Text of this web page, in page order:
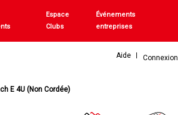
Espace
Clubs
Événements
entreprises
Aide Connexion
E 4U (Non Cordée)